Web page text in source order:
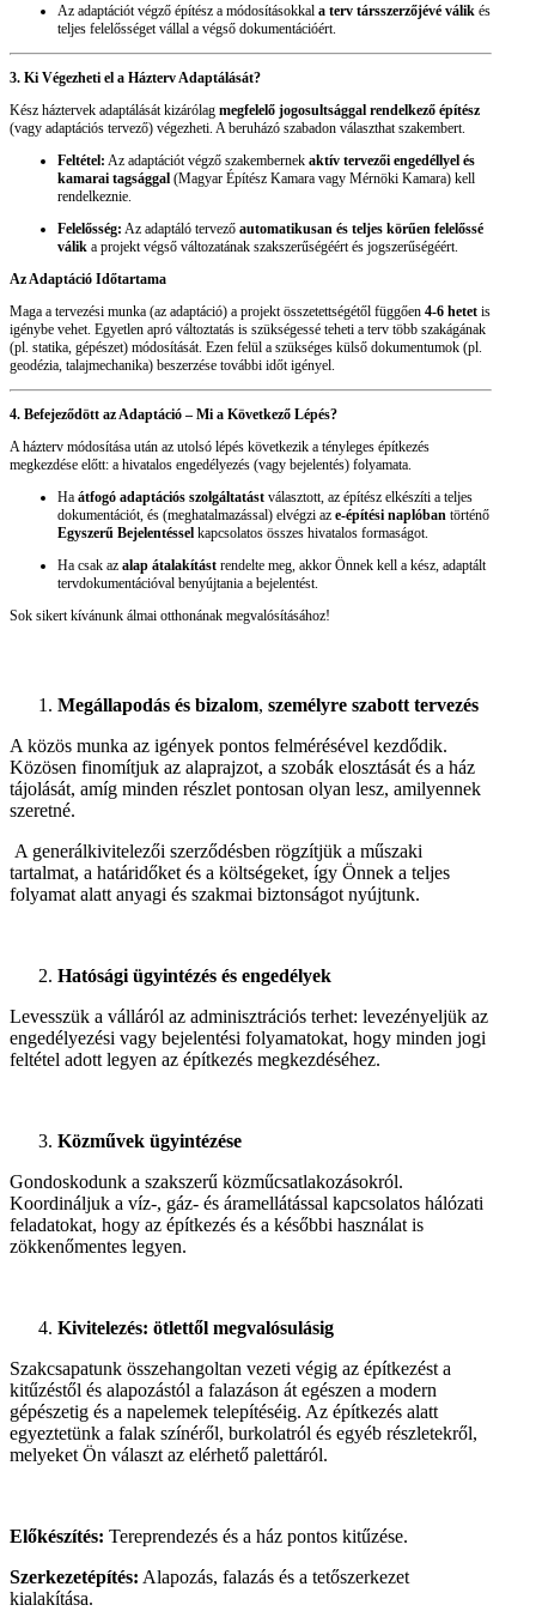
Az adaptációt végző építész a módosításokkal a terv társszerzőjévé válik és
teljes felelősséget vállal a végső dokumentációért.
3. Ki Végezheti el a Házterv Adaptálását?
Kész háztervek adaptálását kizárólag megfelelő jogosultsággal rendelkező építész
(vagy adaptációs tervező) végezheti. A beruházó szabadon választhat szakembert.
Feltétel: Az adaptációt végző szakembernek aktív tervezői engedéllyel és
kamarai tagsággal (Magyar Építész Kamara vagy Mérnöki Kamara) kell
rendelkeznie.
Felelősség: Az adaptáló tervező automatikusan és teljes körűen felelőssé
válik a projekt végső változatának szakszerűségéért és jogszerűségéért.
Az Adaptáció Időtartama
Maga a tervezési munka (az adaptáció) a projekt összetettségétől függően 4-6 hetet is
igénybe vehet. Egyetlen apró változtatás is szükségessé teheti a terv több szakágának
(pl. statika, gépészet) módosítását. Ezen felül a szükséges külső dokumentumok (pl.
geodézia, talajmechanika) beszerzése további időt igényel.
4. Befejeződött az Adaptáció – Mi a Következő Lépés?
A házterv módosítása után az utolsó lépés következik a tényleges építkezés
megkezdése előtt: a hivatalos engedélyezés (vagy bejelentés) folyamata.
Ha átfogó adaptációs szolgáltatást választott, az építész elkészíti a teljes
dokumentációt, és (meghatalmazással) elvégzi az e-építési naplóban történő
Egyszerű Bejelentéssel kapcsolatos összes hivatalos formaságot.
Ha csak az alap átalakítást rendelte meg, akkor Önnek kell a kész, adaptált
tervdokumentációval benyújtania a bejelentést.
Sok sikert kívánunk álmai otthonának megvalósításához!
Megállapodás és bizalom, személyre szabott tervezés
A közös munka az igények pontos felmérésével kezdődik.
Közösen finomítjuk az alaprajzot, a szobák elosztását és a ház
tájolását, amíg minden részlet pontosan olyan lesz, amilyennek
szeretné.
A generálkivitelezői szerződésben rögzítjük a műszaki
tartalmat, a határidőket és a költségeket, így Önnek a teljes
folyamat alatt anyagi és szakmai biztonságot nyújtunk.
Hatósági ügyintézés és engedélyek
Levesszük a válláról az adminisztrációs terhet: levezényeljük az
engedélyezési vagy bejelentési folyamatokat, hogy minden jogi
feltétel adott legyen az építkezés megkezdéséhez.
Közművek ügyintézése
Gondoskodunk a szakszerű közműcsatlakozásokról.
Koordináljuk a víz-, gáz- és áramellátással kapcsolatos hálózati
feladatokat, hogy az építkezés és a későbbi használat is
zökkenőmentes legyen.
Kivitelezés: ötlettől megvalósulásig
Szakcsapatunk összehangoltan vezeti végig az építkezést a
kitűzéstől és alapozástól a falazáson át egészen a modern
gépészetig és a napelemek telepítéséig. Az építkezés alatt
egyeztetünk a falak színéről, burkolatról és egyéb részletekről,
melyeket Ön választ az elérhető palettáról.
Előkészítés: Tereprendezés és a ház pontos kitűzése.
Szerkezetépítés: Alapozás, falazás és a tetőszerkezet
kialakítása.